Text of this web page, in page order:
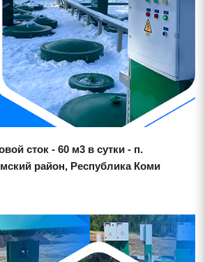
Смотреть проект
сток - 60 м3 в сутки - п.
район, Республика Коми